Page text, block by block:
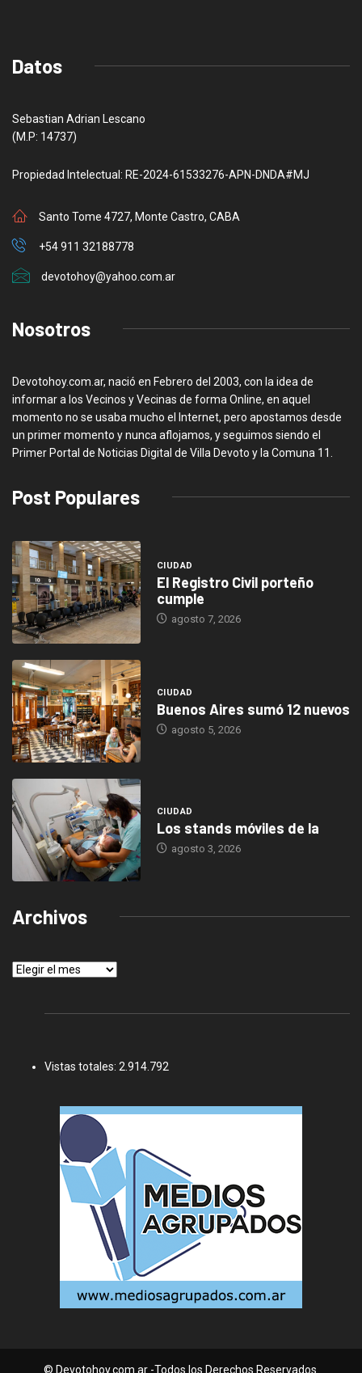
Datos
Sebastian Adrian Lescano
(M.P: 14737)
Propiedad Intelectual: RE-2024-61533276-APN-DNDA#MJ
Santo Tome 4727, Monte Castro, CABA
+54 911 32188778
devotohoy@yahoo.com.ar
Nosotros
Devotohoy.com.ar, nació en Febrero del 2003, con la idea de
informar a los Vecinos y Vecinas de forma Online, en aquel
momento no se usaba mucho el Internet, pero apostamos desde
un primer momento y nunca aflojamos, y seguimos siendo el
Primer Portal de Noticias Digital de Villa Devoto y la Comuna 11.
Post Populares
CIUDAD
El Registro Civil porteño
cumple
agosto 7, 2026
CIUDAD
Buenos Aires sumó 12 nuevos
agosto 5, 2026
CIUDAD
Los stands móviles de la
agosto 3, 2026
Archivos
Archivos
Vistas totales: 2.914.792
© Devotohoy.com.ar -Todos los Derechos Reservados.